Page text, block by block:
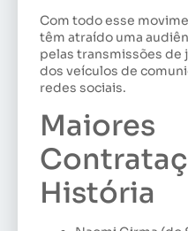
Com todo esse
têm atraído uma
pelas transmissões de
dos veículos de
redes sociais.
Maiores
História